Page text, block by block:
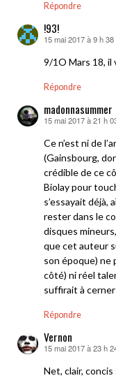
Répondre
!93!
dit :
15 mai 2017 à 9 h 38
9/1O Mars 18,
Répondre
madonnasummer
dit :
15 mai 2017 à 21 h
Ce n’est ni de
(Gainsbourg,
crédible de ce
Biolay pour
s’essayait déjà,
rester dans le
disques
que cet auteur
son époque) ne
côté) ni réel
suffirait à
Répondre
Vernon
dit :
15 mai 2017 à 23 h
Net, clair, concis